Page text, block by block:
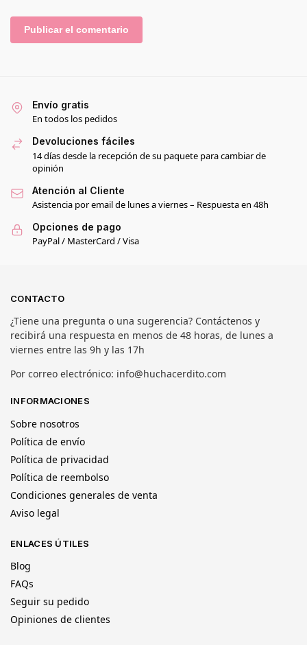
Envío gratis
En todos los pedidos
Devoluciones fáciles
14 días desde la recepción de su paquete para cambiar de
opinión
Atención al Cliente
Asistencia por email de lunes a viernes – Respuesta en 48h
Opciones de pago
PayPal / MasterCard / Visa
CONTACTO
¿Tiene una pregunta o una sugerencia? Contáctenos y
recibirá una respuesta en menos de 48 horas, de lunes a
viernes entre las 9h y las 17h
Por correo electrónico: info@huchacerdito.com
INFORMACIONES
Sobre nosotros
Política de envío
Política de privacidad
Política de reembolso
Condiciones generales de venta
Aviso legal
ENLACES ÚTILES
Blog
FAQs
Seguir su pedido
Opiniones de clientes